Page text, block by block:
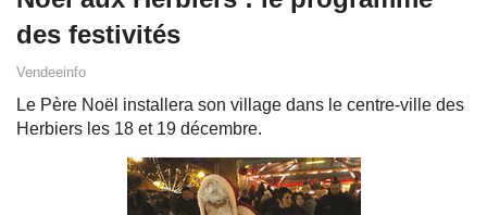
des festivités
Vendeeinfo
Le Père Noël installera son village dans le centre-ville des
Herbiers les 18 et 19 décembre.